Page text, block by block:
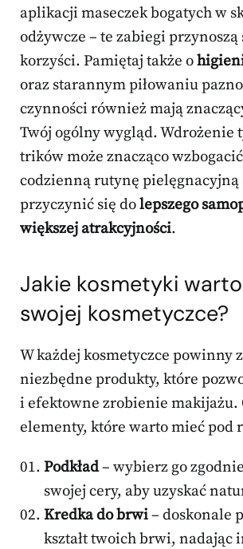
aplikacji maseczek bogatych w
odżywcze – te zabiegi
korzyści. Pamiętaj także o
oraz starannym piłowaniu
czynności również mają
Twój ogólny wygląd. Wdrożenie
trików może znacząco
codzienną rutynę pielęgnacyjną
przyczynić się dolepszego
większej atrakcyjności.
Jakie kosmetyki
swojej kosmetyczce?
W każdej kosmetyczce powinny
niezbędne produkty, które
i efektowne zrobienie makijażu.
elementy, które warto mieć pod
Podkład– wybierz go
swojej cery, aby uzyskać
Kredka do brwi– doskonale
kształt twoich brwi, nadając